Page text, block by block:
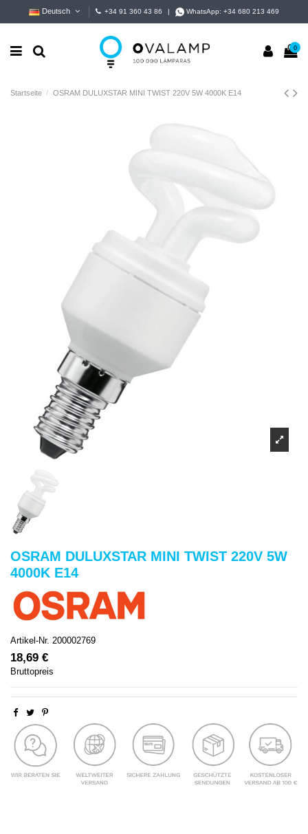
Deutsch +34 91 360 43 86 WhatsApp:+34 680 213 469
0
Startseite OSRAM DULUXSTAR MINI TWIST 220V 5W 4000K E14
OSRAM DULUXSTAR MINI TWIST 220V 5W
4000K E14
Artikel-Nr. 200002769
18,69 €
Bruttopreis